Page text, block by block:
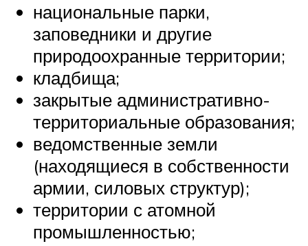
национальные парки,
заповедники и другие
природоохранные территории;
кладбища;
закрытые административно-
территориальные образования;
ведомственные земли
(находящиеся в собственности
армии, силовых структур);
территории с атомной
промышленностью;